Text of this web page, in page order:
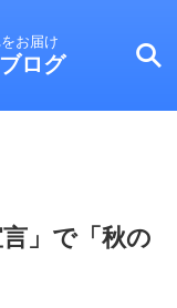
お届け
ログ
」で「秋の